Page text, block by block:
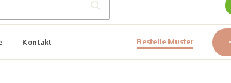
Kontakt Bestelle Muster